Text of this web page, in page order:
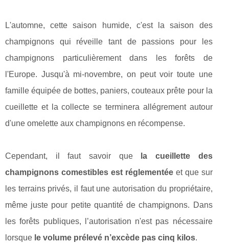
L'automne, cette saison humide, c'est la saison des
champignons qui réveille tant de passions pour les
champignons particulièrement dans les forêts de
l'Europe. Jusqu'à mi-novembre, on peut voir toute une
famille équipée de bottes, paniers, couteaux prête pour la
cueillette et la collecte se terminera allégrement autour
d'une omelette aux champignons en récompense.
Cependant, il faut savoir que
la cueillette des
champignons comestibles est réglementéeet que sur
les terrains privés, il faut une autorisation du propriétaire,
même juste pour petite quantité de champignons. Dans
les forêts publiques, l’autorisation n'est pas nécessaire
lorsque le volume prélevé n’excède pas cinq kilos.